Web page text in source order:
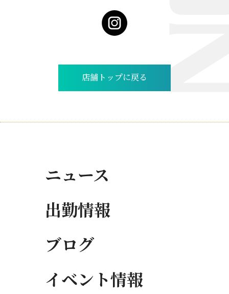
店舗トップに戻る
ニュース
出勤情報
ブログ
イベント情報